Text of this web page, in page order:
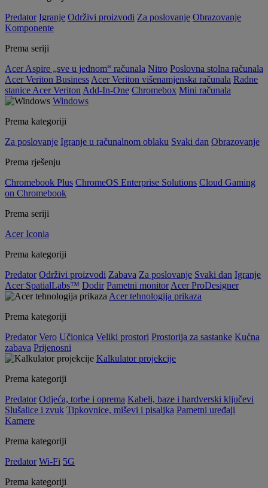
Predator Igranje Održivi proizvodi Za poslovanje Obrazovanje
Komponente
Prema seriji
Acer Aspire „sve u jednom“ računala Nitro Poslovna stolna računala
Acer Veriton Business Acer Veriton višenamjenska računala Radne
stanice Acer Veriton Add-In-One Chromebox Mini računala
Windows
Prema kategoriji
Za poslovanje Igranje u računalnom oblaku Svaki dan Obrazovanje
Prema rješenju
Chromebook Plus ChromeOS Enterprise Solutions Cloud Gaming
on Chromebook
Prema seriji
Acer Iconia
Prema kategoriji
Predator Održivi proizvodi Zabava Za poslovanje Svaki dan Igranje
Acer SpatialLabs™ Dodir Pametni monitor Acer ProDesigner
Acer tehnologija prikaza
Prema kategoriji
Predator Vero Učionica Veliki prostori Prostorija za sastanke Kućna
zabava Prijenosni
Kalkulator projekcije
Prema kategoriji
Predator Odjeća, torbe i oprema Kabeli, baze i hardverski ključevi
Slušalice i zvuk Tipkovnice, miševi i pisaljka Pametni uređaji
Kamere
Prema kategoriji
Predator Wi-Fi 5G
Prema kategoriji